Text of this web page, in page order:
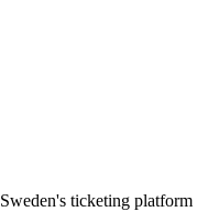
Sweden's ticketing platform